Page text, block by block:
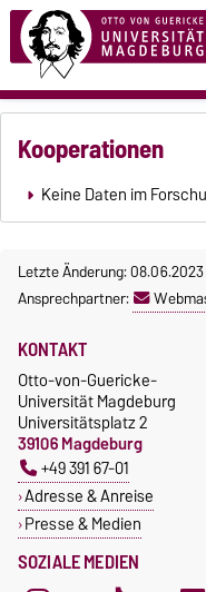
Kooperationen
Keine Daten im
Letzte Änderung: 08.06.2023
Ansprechpartner:
SOZIALE MEDIEN
KONTAKT
Otto-von-Guericke-
Universität Magdeburg
Universitätsplatz 2
39106 Magdeburg
+49 391 67-01
Adresse & Anreise
Presse & Medien